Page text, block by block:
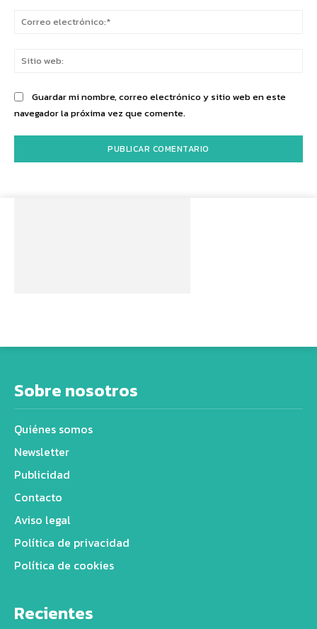
Guardar mi nombre, correo electrónico y sitio web en este
navegador la próxima vez que comente.
Sobre nosotros
Quiénes somos
Newsletter
Publicidad
Contacto
Aviso legal
Política de privacidad
Política de cookies
Recientes